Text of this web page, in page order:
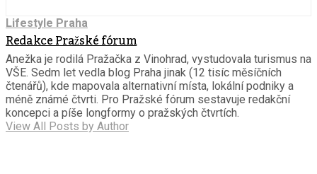
Lifestyle Praha
Redakce Pražské fórum
Anežka je rodilá Pražačka z Vinohrad, vystudovala turismus na
VŠE. Sedm let vedla blog Praha jinak (12 tisíc měsíčních
čtenářů), kde mapovala alternativní místa, lokální podniky a
méně známé čtvrti. Pro Pražské fórum sestavuje redakční
koncepci a píše longformy o pražských čtvrtích.
View All Posts by Author